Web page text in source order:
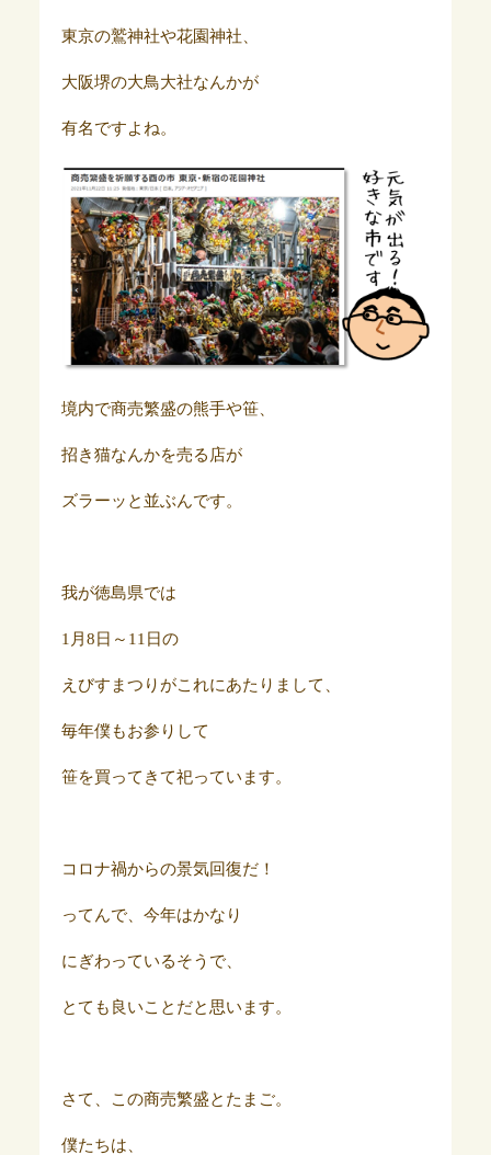
東京の鷲神社や花園神社、
大阪堺の大鳥大社なんかが
有名ですよね。
境内で商売繁盛の熊手や笹、
招き猫なんかを売る店が
ズラーッと並ぶんです。
我が徳島県では
1月8日～11日の
えびすまつりがこれにあたりまして、
毎年僕もお参りして
笹を買ってきて祀っています。
コロナ禍からの景気回復だ！
ってんで、今年はかなり
にぎわっているそうで、
とても良いことだと思います。
さて、この商売繁盛とたまご。
僕たちは、